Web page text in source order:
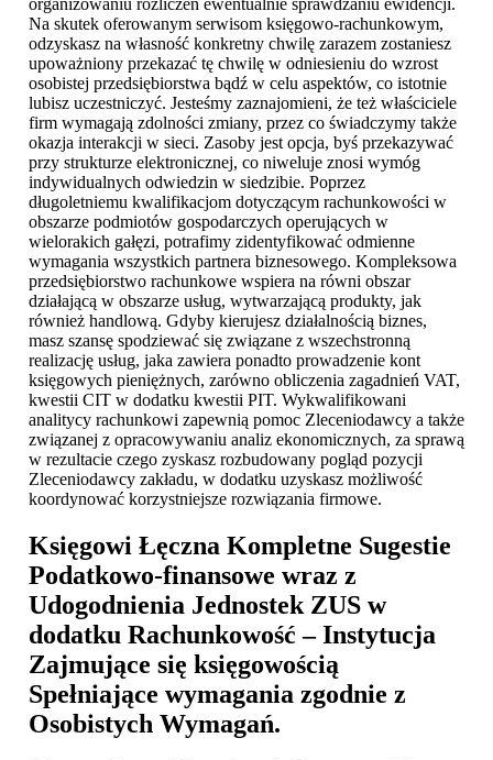
organizowaniu rozliczeń ewentualnie sprawdzaniu ewidencji.
Na skutek oferowanym serwisom księgowo-rachunkowym,
odzyskasz na własność konkretny chwilę zarazem zostaniesz
upoważniony przekazać tę chwilę w odniesieniu do wzrost
osobistej przedsiębiorstwa bądź w celu aspektów, co istotnie
lubisz uczestniczyć. Jesteśmy zaznajomieni, że też właściciele
firm wymagają zdolności zmiany, przez co świadczymy także
okazja interakcji w sieci. Zasoby jest opcja, byś przekazywać
przy strukturze elektronicznej, co niweluje znosi wymóg
indywidualnych odwiedzin w siedzibie. Poprzez
długoletniemu kwalifikacjom dotyczącym rachunkowości w
obszarze podmiotów gospodarczych operujących w
wielorakich gałęzi, potrafimy zidentyfikować odmienne
wymagania wszystkich partnera biznesowego. Kompleksowa
przedsiębiorstwo rachunkowe wspiera na równi obszar
działającą w obszarze usług, wytwarzającą produkty, jak
również handlową. Gdyby kierujesz działalnością biznes,
masz szansę spodziewać się związane z wszechstronną
realizację usług, jaka zawiera ponadto prowadzenie kont
księgowych pieniężnych, zarówno obliczenia zagadnień VAT,
kwestii CIT w dodatku kwestii PIT. Wykwalifikowani
analitycy rachunkowi zapewnią pomoc Zleceniodawcy a także
związanej z opracowywaniu analiz ekonomicznych, za sprawą
w rezultacie czego zyskasz rozbudowany pogląd pozycji
Zleceniodawcy zakładu, w dodatku uzyskasz możliwość
koordynować korzystniejsze rozwiązania firmowe.
Księgowi Łęczna Kompletne Sugestie
Podatkowo-finansowe wraz z
Udogodnienia Jednostek ZUS w
dodatku Rachunkowość – Instytucja
Zajmujące się księgowością
Spełniające wymagania zgodnie z
Osobistych Wymagań.